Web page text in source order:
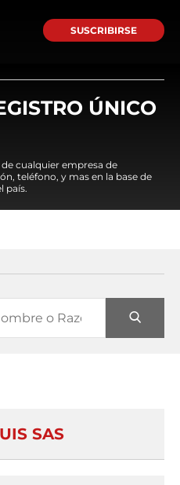
SUSCRIBIRSE
ÚNICO
cualquier empresa de
teléfono, y mas en la base de
país.
SAS